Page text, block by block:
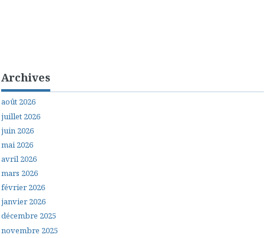
Archives
août 2026
juillet 2026
juin 2026
mai 2026
avril 2026
mars 2026
février 2026
janvier 2026
décembre 2025
novembre 2025